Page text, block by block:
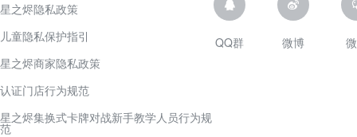
星之烬隐私政策
儿童隐私保护指引
星之烬商家隐私政策
认证门店行为规范
星之烬集换式卡牌对战新手教学人员行为规
范
QQ群 微博